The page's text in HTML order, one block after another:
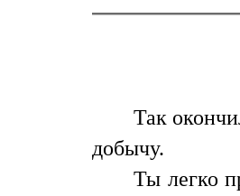
Так
добычу.
Ты легко